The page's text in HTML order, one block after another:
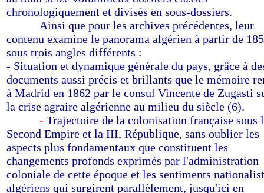
chronologiquement et divisés en sous-dossiers.
Ainsi que pour les archives précédentes, leur
contenu examine le panorama algérien à partir de
sous trois angles différents :
- Situation et dynamique générale du pays, grâce à
documents aussi précis et brillants que le mémoire
à Madrid en 1862 par le consul Vincente de Zugasti
la crise agraire algérienne au milieu du siècle (6).
- Trajectoire de la colonisation française sous
Second Empire et la III, République, sans oublier les
aspects plus fondamentaux que constituent les
changements profonds exprimés par l'administration
coloniale de cette époque et les sentiments
algériens qui surgirent parallèlement, jusqu'ici en